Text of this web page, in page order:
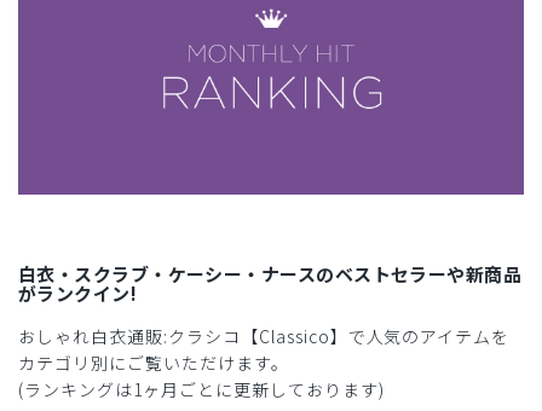
白衣・スクラブ・ケーシー・ナースのベストセラーや新商品
がランクイン!
おしゃれ白衣通販:クラシコ【Classico】で人気のアイテムを
カテゴリ別にご覧いただけます。
(ランキングは1ヶ月ごとに更新しております)